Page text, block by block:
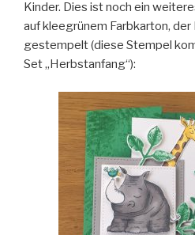
Kinder. Dies ist noch ein
auf kleegrünem Farbkarton, der
gestempelt (diese Stempel
Set „Herbstanfang“):